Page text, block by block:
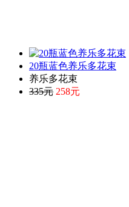
20瓶蓝色养乐多花束
养乐多花束
335元 258元